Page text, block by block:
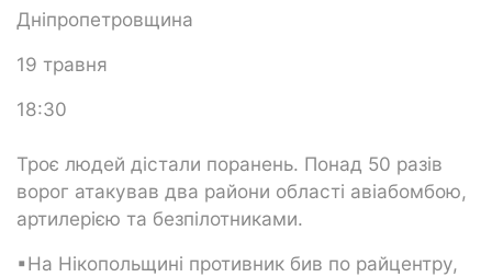
Дніпропетровщина
19 травня
18:30
Троє людей дістали поранень. Понад 50 разів
ворог атакував два райони області авіабомбою,
артилерією та безпілотниками.
▪На Нікопольщині противник бив по райцентру,